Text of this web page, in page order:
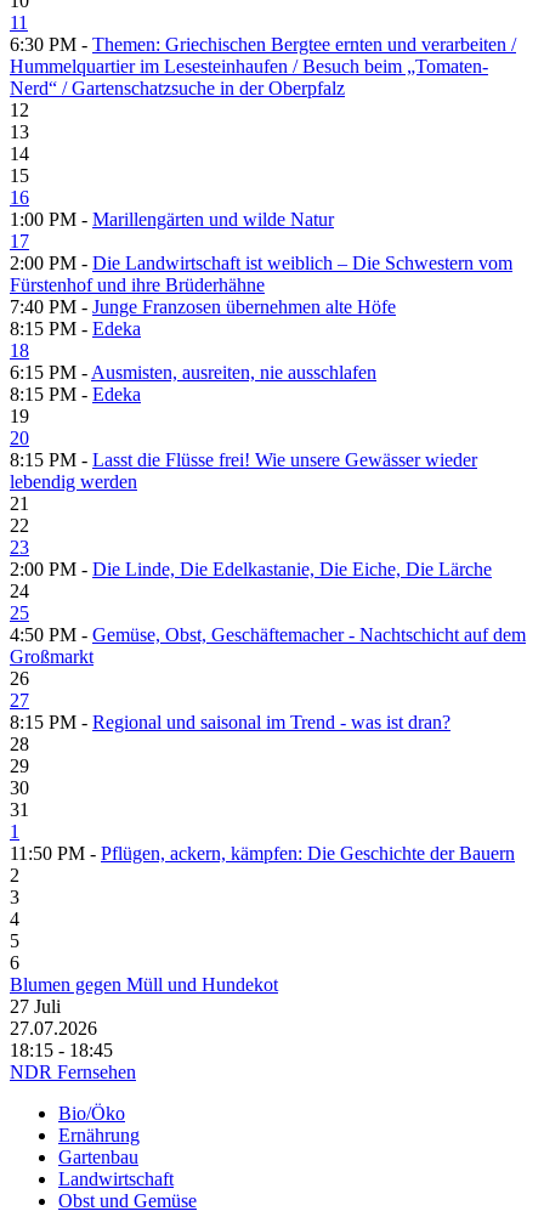
11
6:30 PM - Themen: Griechischen Bergtee ernten und verarbeiten /​
Hummelquartier im Lesesteinhaufen /​ Besuch beim „Tomaten-
Nerd“ /​ Gartenschatzsuche in der Oberpfalz
12
13
14
15
16
1:00 PM - Marillengärten und wilde Natur
17
2:00 PM - Die Landwirtschaft ist weiblich – Die Schwestern vom
Fürstenhof und ihre Brüderhähne
7:40 PM - Junge Franzosen übernehmen alte Höfe
8:15 PM - Edeka
18
6:15 PM - Ausmisten, ausreiten, nie ausschlafen
8:15 PM - Edeka
19
20
8:15 PM - Lasst die Flüsse frei! Wie unsere Gewässer wieder
lebendig werden
21
22
23
2:00 PM - Die Linde, Die Edelkastanie, Die Eiche, Die Lärche
24
25
4:50 PM - Gemüse, Obst, Geschäftemacher - Nachtschicht auf dem
Großmarkt
26
27
8:15 PM - Regional und saisonal im Trend - was ist dran?
28
29
30
31
1
11:50 PM - Pflügen, ackern, kämpfen: Die Geschichte der Bauern
2
3
4
5
6
Blumen gegen Müll und Hundekot
27 Juli
27.07.2026
18:15 - 18:45
NDR Fernsehen
Bio/Öko
Ernährung
Gartenbau
Landwirtschaft
Obst und Gemüse